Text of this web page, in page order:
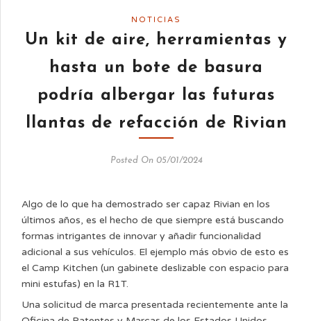
NOTICIAS
Un kit de aire, herramientas y
hasta un bote de basura
podría albergar las futuras
llantas de refacción de Rivian
Posted On 05/01/2024
Algo de lo que ha demostrado ser capaz Rivian en los
últimos años, es el hecho de que siempre está buscando
formas intrigantes de innovar y añadir funcionalidad
adicional a sus vehículos. El ejemplo más obvio de esto es
el Camp Kitchen (un gabinete deslizable con espacio para
mini estufas) en la R1T.
Una solicitud de marca presentada recientemente ante la